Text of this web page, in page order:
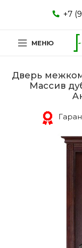
+7
МЕНЮ
Дверь
Массив